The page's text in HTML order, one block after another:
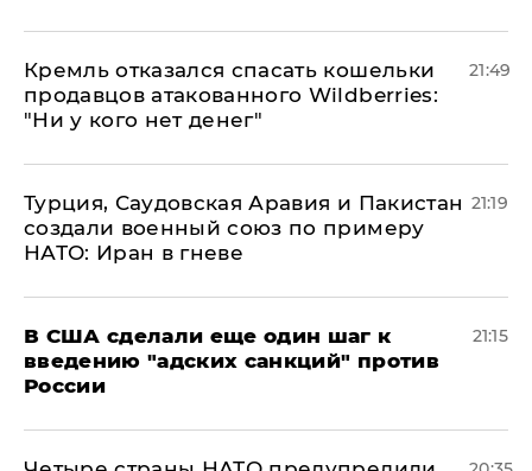
Кремль отказался спасать кошельки
продавцов атакованного Wildberries:
"Ни у кого нет денег"
21:49
Турция, Саудовская Аравия и Пакистан
создали военный союз по примеру
НАТО: Иран в гневе
21:19
В США сделали еще один шаг к
введению "адских санкций" против
России
21:15